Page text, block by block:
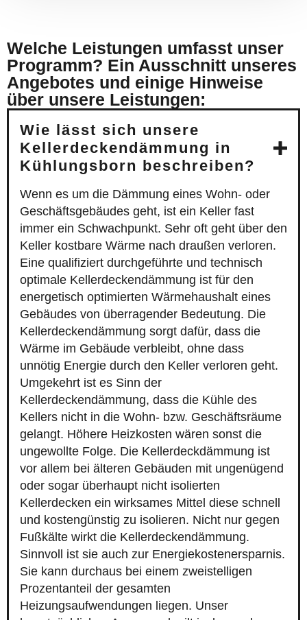
Welche Leistungen umfasst unser
Programm? Ein Ausschnitt unseres
Angebotes und einige Hinweise
über unsere Leistungen:
Wie lässt sich unsere
Kellerdeckendämmung in
Kühlungsborn beschreiben?
Wenn es um die Dämmung eines Wohn- oder
Geschäftsgebäudes geht, ist ein Keller fast
immer ein Schwachpunkt. Sehr oft geht über den
Keller kostbare Wärme nach draußen verloren.
Eine qualifiziert durchgeführte und technisch
optimale Kellerdeckendämmung ist für den
energetisch optimierten Wärmehaushalt eines
Gebäudes von überragender Bedeutung. Die
Kellerdeckendämmung sorgt dafür, dass die
Wärme im Gebäude verbleibt, ohne dass
unnötig Energie durch den Keller verloren geht.
Umgekehrt ist es Sinn der
Kellerdeckendämmung, dass die Kühle des
Kellers nicht in die Wohn- bzw. Geschäftsräume
gelangt. Höhere Heizkosten wären sonst die
ungewollte Folge. Die Kellerdeckdämmung ist
vor allem bei älteren Gebäuden mit ungenügend
oder sogar überhaupt nicht isolierten
Kellerdecken ein wirksames Mittel diese schnell
und kostengünstig zu isolieren. Nicht nur gegen
Fußkälte wirkt die Kellerdeckendämmung.
Sinnvoll ist sie auch zur Energiekostenersparnis.
Sie kann durchaus bei einem zweistelligen
Prozentanteil der gesamten
Heizungsaufwendungen liegen. Unser